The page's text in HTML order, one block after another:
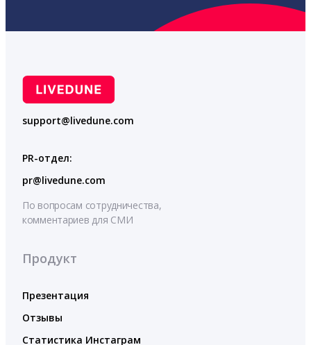
support@livedune.com
PR-отдел:
pr@livedune.com
По вопросам сотрудничества,
комментариев для СМИ
Продукт
Презентация
Отзывы
Статистика Инстаграм